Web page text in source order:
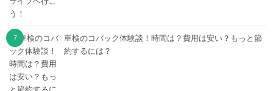
車検のコバック体験談！時間は？費用は安い？もっと節
約するには？